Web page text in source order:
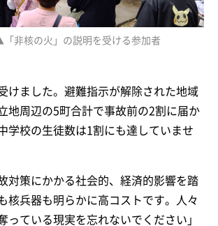
非核の火」の説明を受ける参加者
けました。避難指示が解除された地域
地周辺の5町合計で事故前の2割に届か
学校の生徒数は1割にも達していませ
対策にかかる社会的、経済的影響を踏
核兵器も明らかに高コストです。人々
っている現実を忘れないでください」